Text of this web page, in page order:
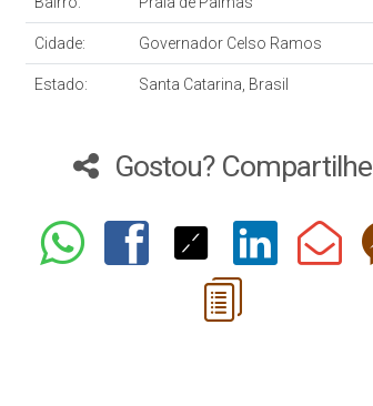
Cidade: Governador Celso Ramos
Estado: Santa Catarina, Brasil
Gostou? Compartilhe